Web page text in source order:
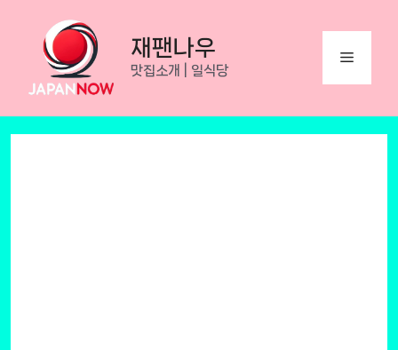
content
재팬나우
맛집소개 | 일식당
Menu